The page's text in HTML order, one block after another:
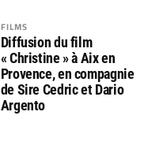
FILMS
Diffusion du film
« Christine » à Aix en
Provence, en compagnie
de Sire Cedric et Dario
Argento